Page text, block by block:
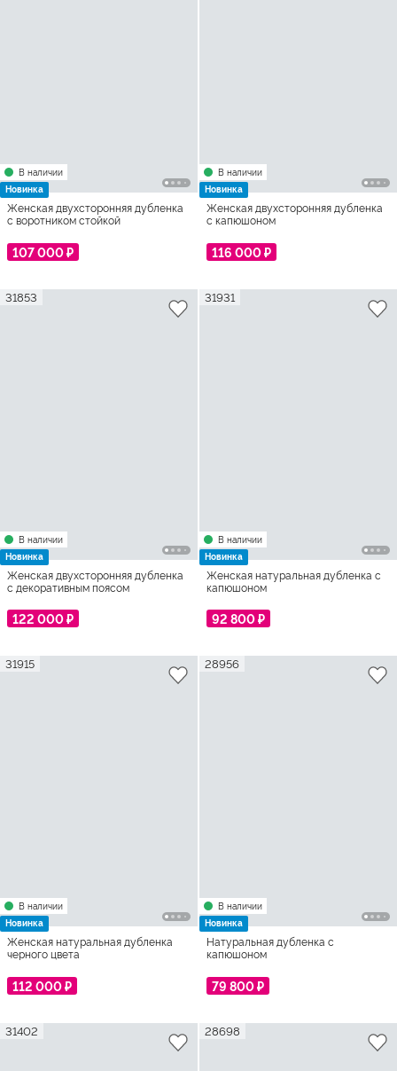
В наличии
Новинка
Женская двухсторонняя дубленка
с воротником стойкой
107 000 ₽
В наличии
Новинка
Женская двухсторонняя дубленка
с капюшоном
116 000 ₽
В наличии
Новинка
31853
Женская двухсторонняя дубленка
с декоративным поясом
122 000 ₽
В наличии
Новинка
31931
Женская натуральная дубленка с
капюшоном
92 800 ₽
В наличии
Новинка
31915
Женская натуральная дубленка
черного цвета
112 000 ₽
В наличии
Новинка
28956
Натуральная дубленка с
капюшоном
79 800 ₽
31402 28698